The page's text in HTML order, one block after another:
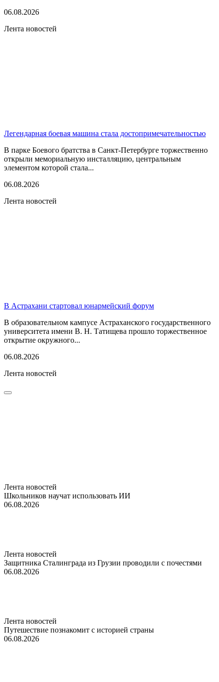
06.08.2026
Лента новостей
Легендарная боевая машина стала достопримечательностью
В парке Боевого братства в Санкт-Петербурге торжественно
открыли мемориальную инсталляцию, центральным
элементом которой стала...
06.08.2026
Лента новостей
В Астрахани стартовал юнармейский форум
В образовательном кампусе Астраханского государственного
университета имени В. Н. Татищева прошло торжественное
открытие окружного...
06.08.2026
Лента новостей
Лента новостей
Школьников научат использовать ИИ
06.08.2026
Лента новостей
Защитника Сталинграда из Грузии проводили с почестями
06.08.2026
Лента новостей
Путешествие познакомит с историей страны
06.08.2026